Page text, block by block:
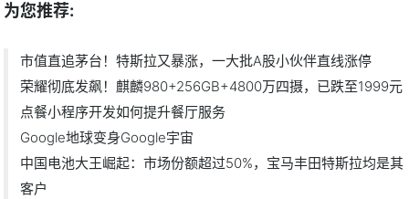
为您推荐:
市值直追茅台！特斯拉又暴涨，一大批A股小伙伴直线涨停
荣耀彻底发飙！麒麟980+256GB+4800万四摄，已跌至1999元
点餐小程序开发如何提升餐厅服务
Google地球变身Google宇宙
中国电池大王崛起：市场份额超过50%，宝马丰田特斯拉均是其
客户